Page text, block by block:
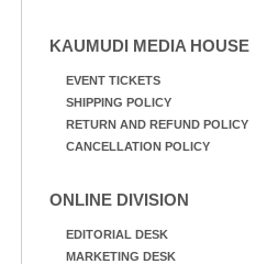
KAUMUDI MEDIA HOUSE
EVENT TICKETS
SHIPPING POLICY
RETURN AND REFUND POLICY
CANCELLATION POLICY
ONLINE DIVISION
EDITORIAL DESK
MARKETING DESK